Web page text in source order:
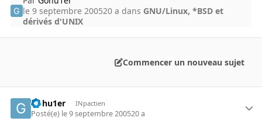
le 9 septembre 200520 a dans GNU/Linux, *BSD et
dérivés d'UNIX
Commencer un nouveau sujet
Gohu1er INpactien
Posté(e) le 9 septembre 200520 a